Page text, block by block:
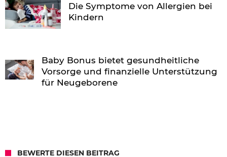
Die Symptome von Allergien bei
Kindern
Baby Bonus bietet gesundheitliche
Vorsorge und finanzielle Unterstützung
für Neugeborene
BEWERTE DIESEN BEITRAG